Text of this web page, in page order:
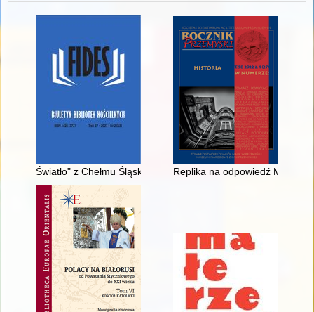
Światło" z Chełmu Śląskiego : o czasopiśmie parafii Trójcy
Replika na odpowiedź Marka